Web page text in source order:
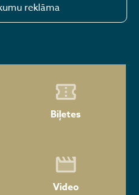
reklāma
Biļetes
Video